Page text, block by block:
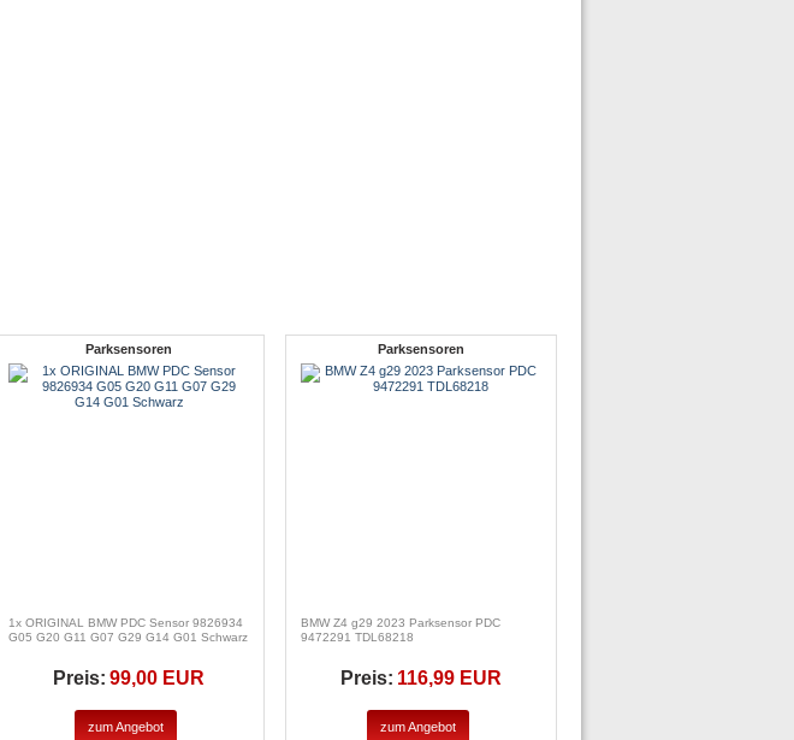
Parksensoren
1x ORIGINAL BMW PDC Sensor 9826934
G05 G20 G11 G07 G29 G14 G01 Schwarz
Preis: 99,00 EUR
zum Angebot
Parksensoren
BMW Z4 g29 2023 Parksensor PDC
9472291 TDL68218
Preis: 116,99 EUR
zum Angebot